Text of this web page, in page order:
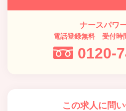
ナースパワ
電話登録無料 受付時
0120-
この求人に問